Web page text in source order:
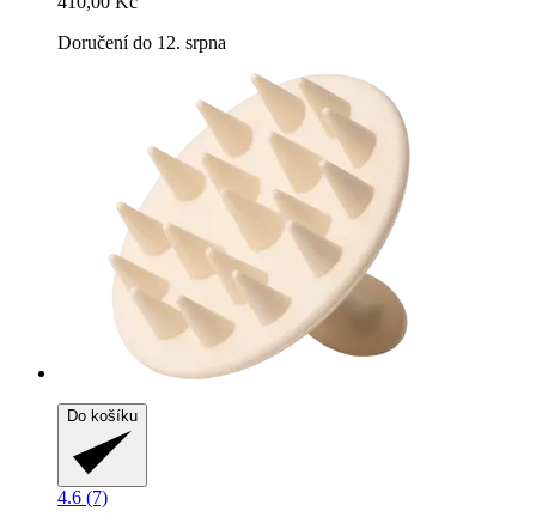
Doručení do 12. srpna
Do košíku
4.6 (7)